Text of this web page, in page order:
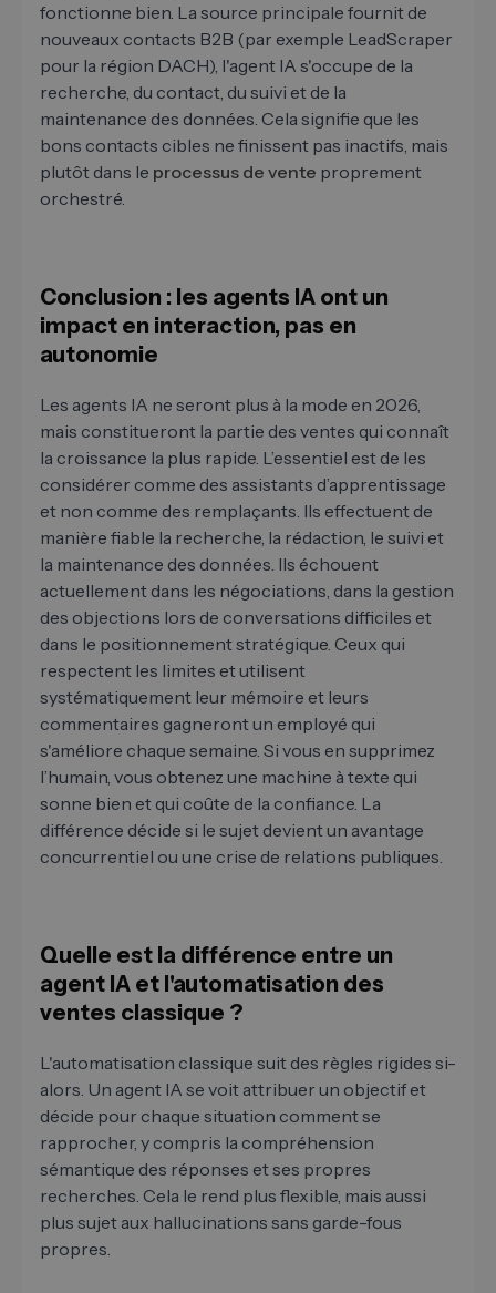
fonctionne bien. La source principale fournit de
nouveaux contacts B2B (par exemple LeadScraper
pour la région DACH), l'agent IA s'occupe de la
recherche, du contact, du suivi et de la
maintenance des données. Cela signifie que les
bons contacts cibles ne finissent pas inactifs, mais
plutôt dans le processus de vente proprement
orchestré.
Conclusion : les agents IA ont un
impact en interaction, pas en
autonomie
Les agents IA ne seront plus à la mode en 2026,
mais constitueront la partie des ventes qui connaît
la croissance la plus rapide. L’essentiel est de les
considérer comme des assistants d’apprentissage
et non comme des remplaçants. Ils effectuent de
manière fiable la recherche, la rédaction, le suivi et
la maintenance des données. Ils échouent
actuellement dans les négociations, dans la gestion
des objections lors de conversations difficiles et
dans le positionnement stratégique. Ceux qui
respectent les limites et utilisent
systématiquement leur mémoire et leurs
commentaires gagneront un employé qui
s'améliore chaque semaine. Si vous en supprimez
l’humain, vous obtenez une machine à texte qui
sonne bien et qui coûte de la confiance. La
différence décide si le sujet devient un avantage
concurrentiel ou une crise de relations publiques.
Quelle est la différence entre un
agent IA et l'automatisation des
ventes classique ?
L'automatisation classique suit des règles rigides si-
alors. Un agent IA se voit attribuer un objectif et
décide pour chaque situation comment se
rapprocher, y compris la compréhension
sémantique des réponses et ses propres
recherches. Cela le rend plus flexible, mais aussi
plus sujet aux hallucinations sans garde-fous
propres.